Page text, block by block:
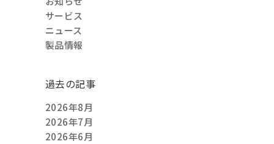
サービス
ニュース
製品情報
過去の記事
2026年8月
2026年7月
2026年6月